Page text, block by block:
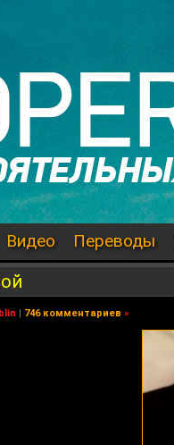
Видео Переводы
| 746 комментариев »